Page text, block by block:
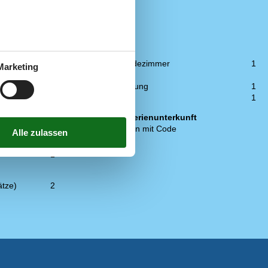
1
1
2
WC und Bad
Anzahl der Badezimmer
1
Fußbodenheizung
1
1
Zugang zur Ferienunterkunft
Schlüsselkasten mit Code